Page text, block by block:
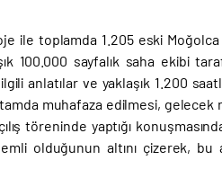
ile toplamda 1.205 eski
100.000 sayfalık saha ekibi
anlatılar ve yaklaşık 1.200
muhafaza edilmesi, gelecek
töreninde yaptığı
olduğunun altını çizerek,